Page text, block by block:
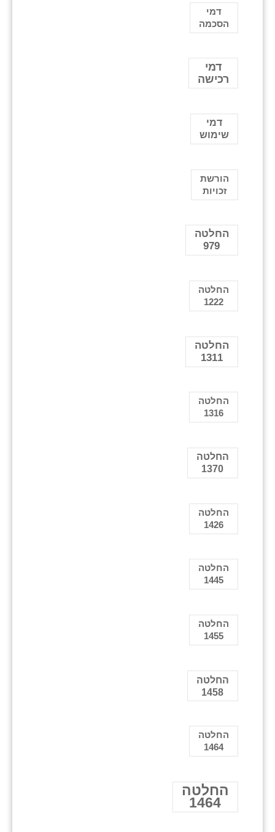
דמי
הסכמה
דמי
רכישה
דמי
שימוש
הורשת
זכויות
החלטה
979
החלטה
1222
החלטה
1311
החלטה
1316
החלטה
1370
החלטה
1426
החלטה
1445
החלטה
1455
החלטה
1458
החלטה
1464
החלטה
1464